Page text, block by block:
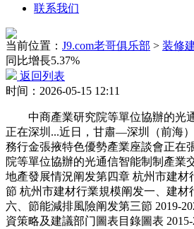
联系我们
当前位置： J9.com老哥俱乐部 > 装修
同比增長5.37%
返回列表
时间：2026-05-15 12:11
中商產業研究院等單位協辦的光
正在深圳...近日，甘肅—深圳（前海
務行金張掖特色優勢產業座談會正在
院等單位協辦的光通信智能制制產業
地產發展情況阐发第四章 杭州市建材
節 杭州市建材行業規模阐发一、建材
六、節能減排風險阐发第三節 2019-
資策略及建議部门圖表目錄圖表